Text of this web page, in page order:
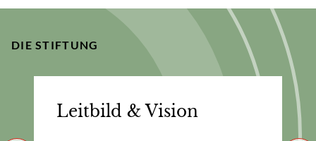
DIE STIFTUNG
Leitbild & Vision